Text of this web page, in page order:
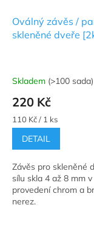
Oválný závěs /
skleněné dveře
Průměrné
hodnocení
produktu
je
5,0
5
hvězdiček.
Skladem (>100 sada)
220 Kč
Měrná
cena:
110 Kč / 1 ks
DETAIL
Závěs pro skleněné
sílu skla 4 až 8 mm v
provedení chrom a
nerez.